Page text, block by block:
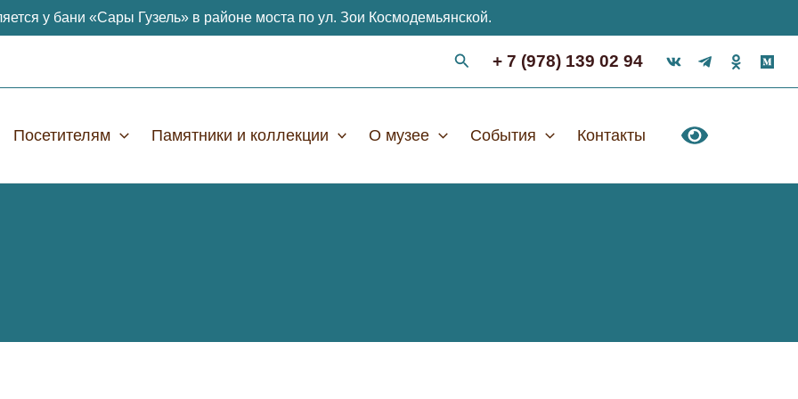
у бани «Сары Гузель» в районе моста по ул. Зои Космодемьянской.
+ 7 (978) 139 02 94
Посетителям Памятники и коллекции О музее События Контакты